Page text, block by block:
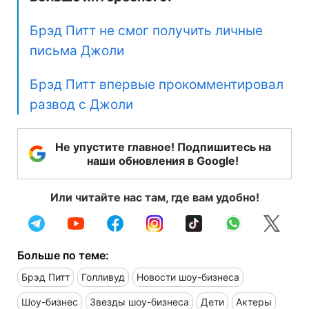
Брэд Питт не смог получить личные
письма Джоли
Брэд Питт впервые прокомментировал
развод с Джоли
Не упустите главное! Подпишитесь на
наши обновления в Google!
Или читайте нас там, где вам удобно!
Больше по теме:
Брэд Питт Голливуд Новости шоу-бизнеса
Шоу-бизнес Звезды шоу-бизнеса Дети Актеры